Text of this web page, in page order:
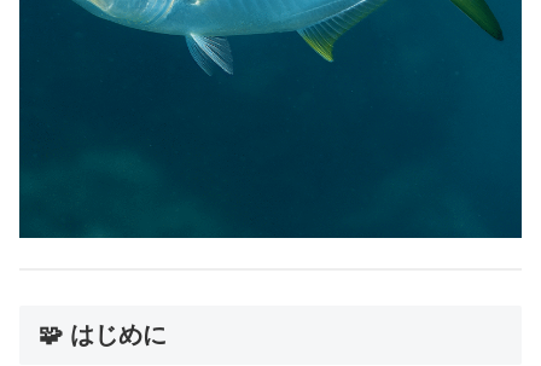
🧩 はじめに